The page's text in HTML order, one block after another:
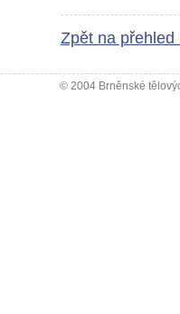
Zpět na přehled
© 2004 Brněnské